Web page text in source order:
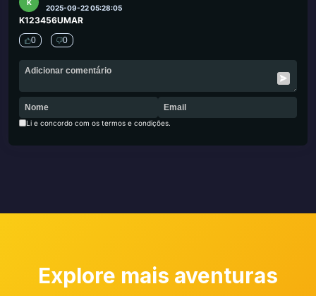
K
2025-09-22 05:28:05
K123456UMAR
0 0
Li e concordo com os termos e condições.
Explore mais aventuras